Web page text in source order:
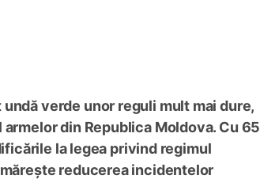
verde unor reguli mult mai dure,
din Republica Moldova. Cu 65
la legea privind regimul
reducerea incidentelor